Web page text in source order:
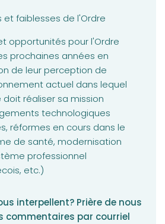
et faiblesses de l'Ordre
opportunités pour l'Ordre
prochaines années en
de leur perception de
actuel dans lequel
doit réaliser sa mission
technologiques
réformes en cours dans le
de santé, modernisation
professionnel
etc.)
interpellent? Prière de nous
commentaires par courriel